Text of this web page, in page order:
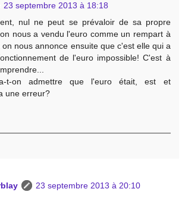
23 septembre 2013 à 18:18
nul ne peut se prévaloir de sa propre
nous a vendu l'euro comme un rempart à
on nous annonce ensuite que c'est elle qui a
de l'euro impossible! C'est à
t-on admettre que l'euro était, est et
une erreur?
23 septembre 2013 à 20:10